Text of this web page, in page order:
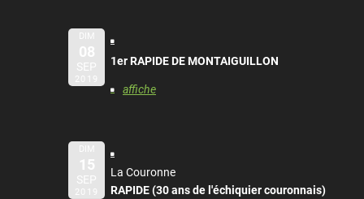
DIM
08
SEP
2019
1er RAPIDE DE MONTAIGUILLON
affiche
DIM
15
SEP
2019
La Couronne
RAPIDE (30 ans de l'échiquier couronnais)